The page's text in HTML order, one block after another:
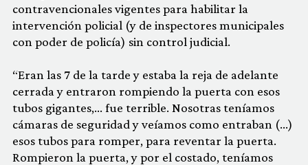
contravencionales vigentes para habilitar la
intervención policial (y de inspectores municipales
con poder de policía) sin control judicial.
“Eran las 7 de la tarde y estaba la reja de adelante
cerrada y entraron rompiendo la puerta con esos
tubos gigantes,… fue terrible. Nosotras teníamos
cámaras de seguridad y veíamos como entraban (…)
esos tubos para romper, para reventar la puerta.
Rompieron la puerta, y por el costado, teníamos